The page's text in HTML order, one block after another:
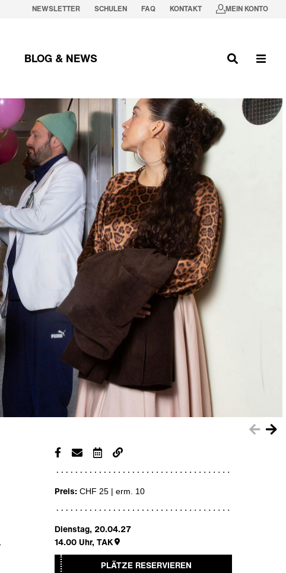
NEWSLETTER SCHULEN FAQ KONTAKT MEIN KONTO
BLOG & NEWS
Preis: CHF 25 | erm. 10
Dienstag, 20.04.27
14.00 Uhr,TAK
PLÄTZE RESERVIEREN